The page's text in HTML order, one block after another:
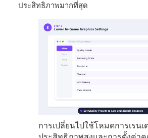
ประสิทธิภาพมากที่สุด
การเปลี่ยนไปใช้โหมดการเรนเ